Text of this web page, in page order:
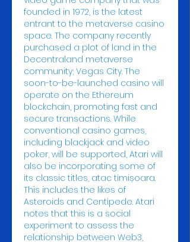
founded in 1972, is the latest
entrant to the metaverse casino
space. The company recently
purchased a plot of land in the
Decentraland metaverse
community; Vegas City. The
soon-to-be-launched casino will
operate on the Ethereum
blockchain, promoting fast and
secure transactions. While
conventional casino games,
including blackjack and video
poker, will be supported, Atari will
also be incorporating some of
its classic titles, atac timișoara.
This includes the likes of
Asteroids and Centipede. Atari
notes that this is a social
experiment to assess the
relationship between Web3,